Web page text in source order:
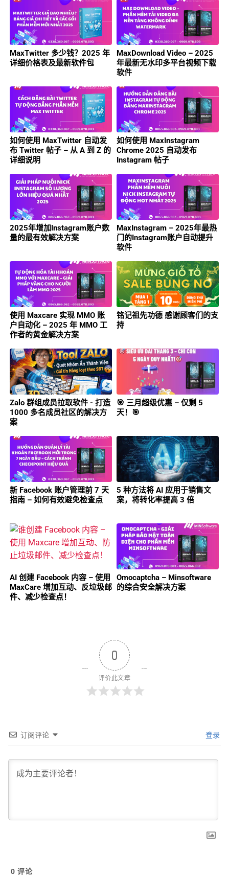
MaxTwitter 多少钱？2025 年
详细价格表及最新软件包
MaxDownload Video – 2025
年最新无水印多平台视频下载
软件
如何使用 MaxTwitter 自动发
布 Twitter 帖子 – 从 A 到 Z 的
详细说明
如何使用 MaxInstagram
Chrome 2025 自动发布
Instagram 帖子
2025年增加Instagram账户数
量的最有效解决方案
MaxInstagram – 2025年最热
门的Instagram账户自动提升
软件
使用 Maxcare 实现 MMO 账
户自动化 – 2025 年 MMO 工
作者的黄金解决方案
铭记祖先功德 感谢顾客们的支
持
Zalo 群组成员拉取软件 - 打造
1000 多名成员社区的解决方
案
🎯 三月超级优惠 – 仅剩 5
天！🎯
新 Facebook 账户管理前 7 天
指南 – 如何有效避免检查点
5 种方法将 AI 应用于销售文
案，将转化率提高 3 倍
AI 创建 Facebook 内容 – 使用
MaxCare 增加互动、反垃圾邮
件、减少检查点！
Omocaptcha – Minsoftware
的综合安全解决方案
0
评价此文章
订阅评论 登录
0 评论